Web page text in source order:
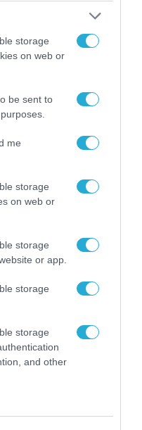
storage
on web or
be sent to
me
storage
on web or
storage
or app.
storage
storage
and other
τον
στην